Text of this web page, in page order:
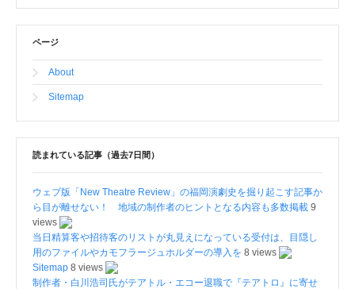
ページ
About
Sitemap
読まれている記事（過去7日間）
ウェブ版「New Theatre Review」の福岡演劇史を掘り起こす記事か
ら目が離せない！ 地域の制作者のヒントとなる内容も多数掲載 9
views
当日精算客や招待客のリストが丸見えになっている受付は、目隠し
用のファイルやカモフラージュホルダーの導入を 8 views
Sitemap 8 views
制作者・白川浩司氏がテアトル・エコー退職で『テアトロ』に寄せ